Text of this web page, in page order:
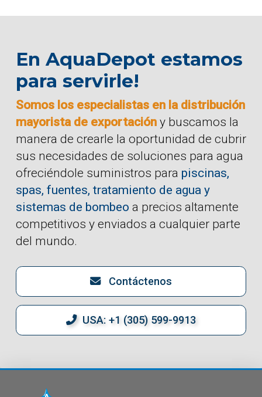
En AquaDepot estamos
para servirle!
Somos los especialistas en la distribución
mayorista de exportacióny buscamos la
manera de crearle la oportunidad de cubrir
sus necesidades de soluciones para agua
ofreciéndole suministros para piscinas,
spas, fuentes, tratamiento de agua y
sistemas de bombeo a precios altamente
competitivos y enviados a cualquier parte
del mundo.
Contáctenos
USA: +1 (305) 599-9913